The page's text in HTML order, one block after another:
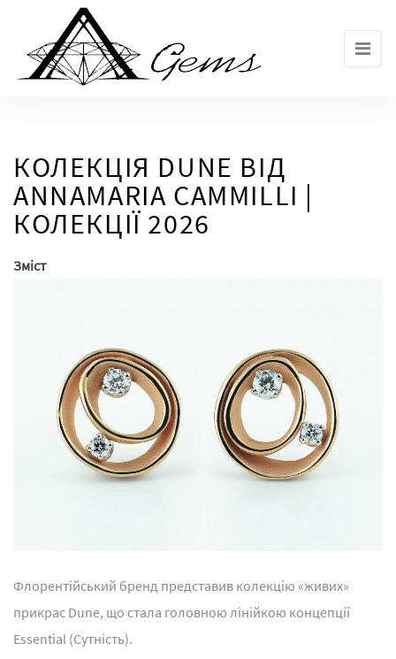
КОЛЕКЦІЯ DUNE ВІД
ANNAMARIA CAMMILLI |
КОЛЕКЦІЇ 2026
Зміст
Флорентійський бренд представив колекцію «живих»
прикрас Dune, що стала головною лінійкою концепції
Essential (Сутність).